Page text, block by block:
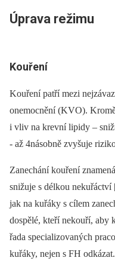
Úprava režimu
Kouření
Kouření patří mezi
onemocnění (KVO).
i vliv na krevní lipidy –⁠
-⁠ až 4násobně zvyšuje
Zanechání kouření
snižuje s délkou nekuřáctví
jak na kuřáky s cílem
dospělé, kteří nekouří, aby
řada specializovaných
kuřáky, nejen s FH odkázat.